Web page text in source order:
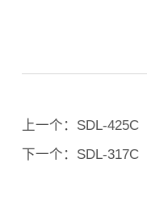
上一个： SDL-425C
下一个： SDL-317C